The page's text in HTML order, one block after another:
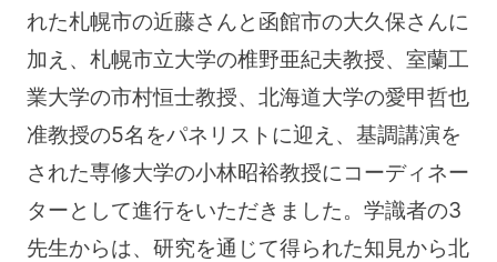
れた札幌市の近藤さんと函館市の大久保さんに
加え、札幌市立大学の椎野亜紀夫教授、室蘭工
業大学の市村恒士教授、北海道大学の愛甲哲也
准教授の5名をパネリストに迎え、基調講演を
された専修大学の小林昭裕教授にコーディネー
ターとして進行をいただきました。学識者の3
先生からは、研究を通じて得られた知見から北